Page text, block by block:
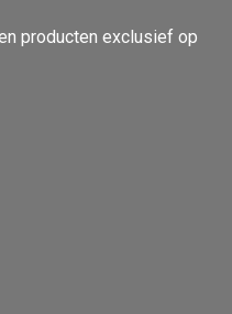
producten exclusief op